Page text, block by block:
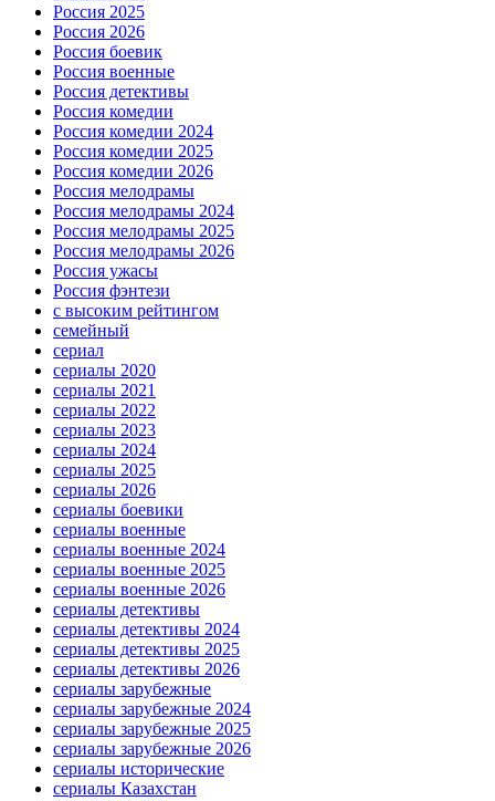
Россия 2025
Россия 2026
Россия боевик
Россия военные
Россия детективы
Россия комедии
Россия комедии 2024
Россия комедии 2025
Россия комедии 2026
Россия мелодрамы
Россия мелодрамы 2024
Россия мелодрамы 2025
Россия мелодрамы 2026
Россия ужасы
Россия фэнтези
с высоким рейтингом
семейный
сериал
сериалы 2020
сериалы 2021
сериалы 2022
сериалы 2023
сериалы 2024
сериалы 2025
сериалы 2026
сериалы боевики
сериалы военные
сериалы военные 2024
сериалы военные 2025
сериалы военные 2026
сериалы детективы
сериалы детективы 2024
сериалы детективы 2025
сериалы детективы 2026
сериалы зарубежные
сериалы зарубежные 2024
сериалы зарубежные 2025
сериалы зарубежные 2026
сериалы исторические
сериалы Казахстан